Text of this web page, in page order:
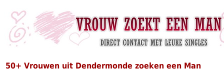
50+ Vrouwen uit Dendermonde zoeken een Man